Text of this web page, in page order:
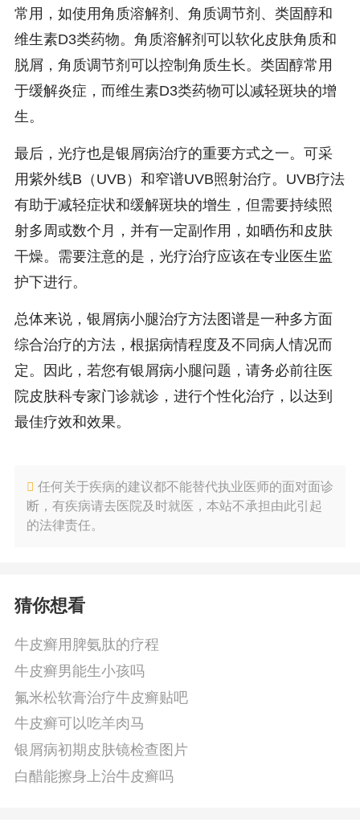
常用，如使用角质溶解剂、角质调节剂、类固醇和
维生素D3类药物。角质溶解剂可以软化皮肤角质和
脱屑，角质调节剂可以控制角质生长。类固醇常用
于缓解炎症，而维生素D3类药物可以减轻斑块的增
生。
最后，光疗也是银屑病治疗的重要方式之一。可采
用紫外线B（UVB）和窄谱UVB照射治疗。UVB疗法
有助于减轻症状和缓解斑块的增生，但需要持续照
射多周或数个月，并有一定副作用，如晒伤和皮肤
干燥。需要注意的是，光疗治疗应该在专业医生监
护下进行。
总体来说，银屑病小腿治疗方法图谱是一种多方面
综合治疗的方法，根据病情程度及不同病人情况而
定。因此，若您有银屑病小腿问题，请务必前往医
院皮肤科专家门诊就诊，进行个性化治疗，以达到
最佳疗效和效果。
任何关于疾病的建议都不能替代执业医师的面对面诊
断，有疾病请去医院及时就医，本站不承担由此引起
的法律责任。
猜你想看
牛皮癣用脾氨肽的疗程
牛皮癣男能生小孩吗
氟米松软膏治疗牛皮癣贴吧
牛皮癣可以吃羊肉马
银屑病初期皮肤镜检查图片
白醋能擦身上治牛皮癣吗